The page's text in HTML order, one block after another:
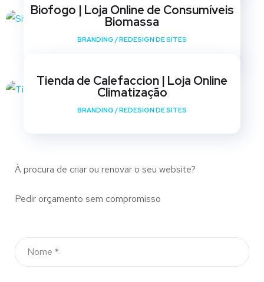
Biofogo | Loja Online de Consumíveis
Biomassa
BRANDING /REDESIGN DE SITES
Tienda de Calefaccion | Loja Online
Climatização
BRANDING /REDESIGN DE SITES
À procura de criar ou renovar o seu website?
Pedir orçamento sem compromisso